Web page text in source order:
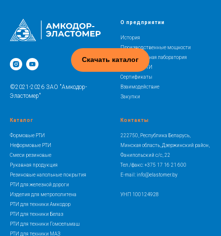
Скачать каталог
©2021-2026 ЗАО "Амкодор-
Эластомер"
О предприятии
История
Производственные мощности
Испытательная лаборатория
Освоение РТИ
Сертификаты
Взаимодействие
Закупки
Каталог
Формовые РТИ
Неформовые РТИ
Смеси резиновые
Рукавная продукция
Резиновые напольные покрытия
РТИ для железной дороги
Изделия для метрополитена
РТИ для техники Амкодор
РТИ для техники Белаз
РТИ для техники Гомсельмаш
РТИ для техники МАЗ
Контакты
222750, Республика Беларусь,
Минская область, Дзержинский район,
Фанипольский с/с, 22
Тел./факс: +375 17 16 21 600
E-mail: info@elastomer.by
УНП 100124928